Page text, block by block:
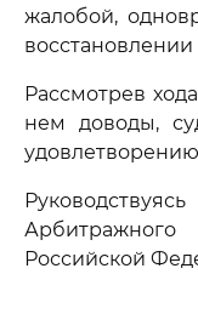
жалобой,
Рассмотрев
нем доводы,
Российской